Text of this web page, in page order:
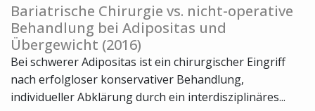
Bariatrische Chirurgie vs. nicht-operative
Behandlung bei Adipositas und
Übergewicht (2016)
Bei schwerer Adipositas ist ein chirurgischer Eingriff
nach erfolgloser konservativer Behandlung,
individueller Abklärung durch ein interdisziplinäres...